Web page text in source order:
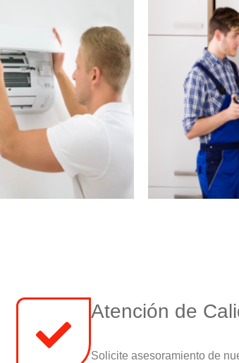
Atención de
Solicite asesoramiento de